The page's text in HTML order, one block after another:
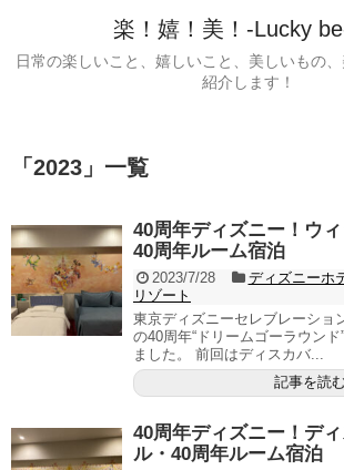
楽！嬉！美！-Lucky
日常の楽しいこと、嬉しいこと、美しいもの
紹介します！
「 2023 」 一覧
40周年ディズニー！ウ
40周年ルーム宿泊
2023/7/28 ディズニーホ
リゾート
東京ディズニーセレブレーショ
の40周年“ドリームゴーラウンド
ました。 前回はディスカバ...
記事を読む
40周年ディズニー！デ
ル・40周年ルーム宿泊